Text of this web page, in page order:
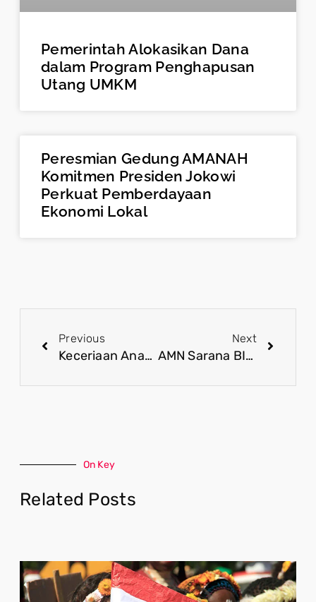
Pemerintah Alokasikan Dana
dalam Program Penghapusan
Utang UMKM
Peresmian Gedung AMANAH
Komitmen Presiden Jokowi
Perkuat Pemberdayaan
Ekonomi Lokal
Previous
Keceriaan Anak Anak Saat Ikuti Trauma Healing di Posko BIN
Next
AMN Sarana BIN Satukan Generasi Muda Indonesia
On Key
Related Posts